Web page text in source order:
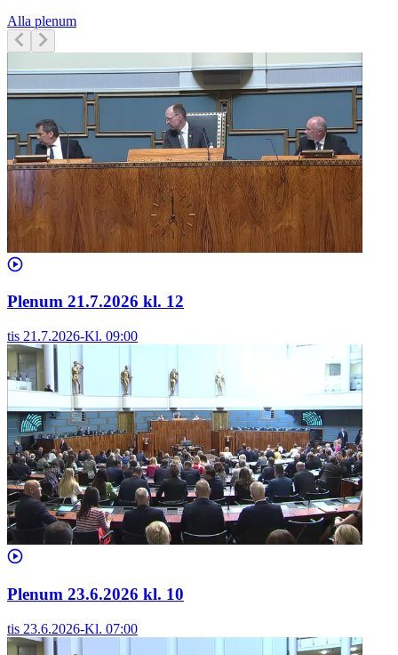
Alla plenum
Plenum 21.7.2026 kl. 12
tis 21.7.2026-Kl. 09:00
Plenum 23.6.2026 kl. 10
tis 23.6.2026-Kl. 07:00